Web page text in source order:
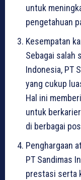
untuk
pengetahuan
Kesempatan
Sebagai salah
Indonesia, PT
yang cukup
Hal ini
untuk
di berbagai
Penghargaan
PT Sandimas
prestasi serta